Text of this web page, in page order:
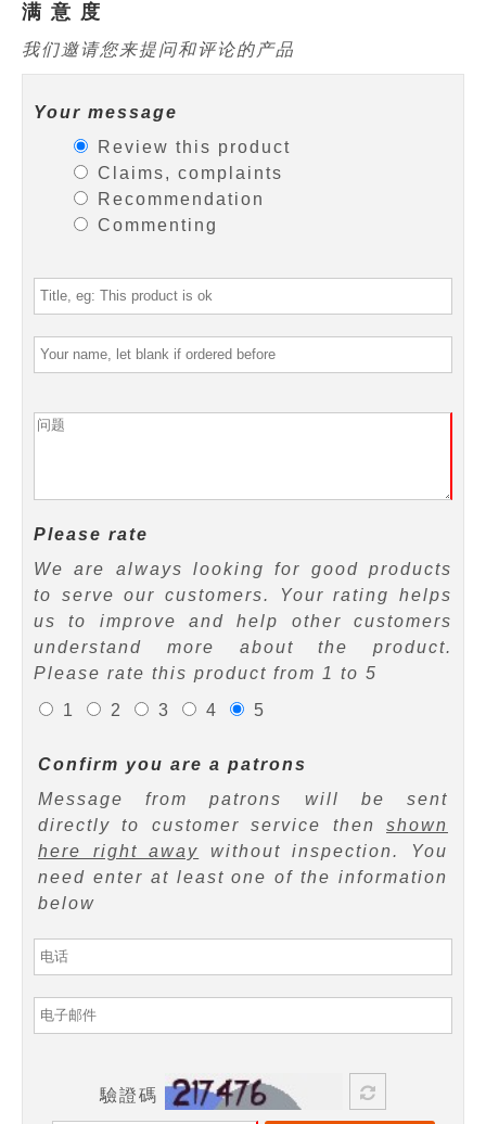
满 意 度
我们邀请您来提问和评论的产品
Your message
Review this product
Claims, complaints
Recommendation
Commenting
Please rate
We are always looking for good products
to serve our customers. Your rating helps
us to improve and help other customers
understand more about the product.
Please rate this product from 1 to 5
1
2 3 4 5
Confirm you are a patrons
Message from patrons will be sent
directly to customer service then shown
here right away without inspection. You
need enter at least one of the information
below
驗證碼